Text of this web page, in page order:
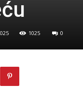
1025 0